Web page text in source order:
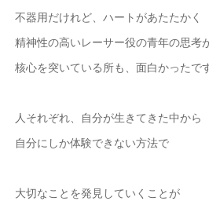
不器用だけれど、ハートがあたたかく
精神性の高いレーサー役の青年の思考
核心を突いている所も、面白かったです
人それぞれ、自分が生きてきた中から
自分にしか体験できない方法で
大切なことを発見していくことが